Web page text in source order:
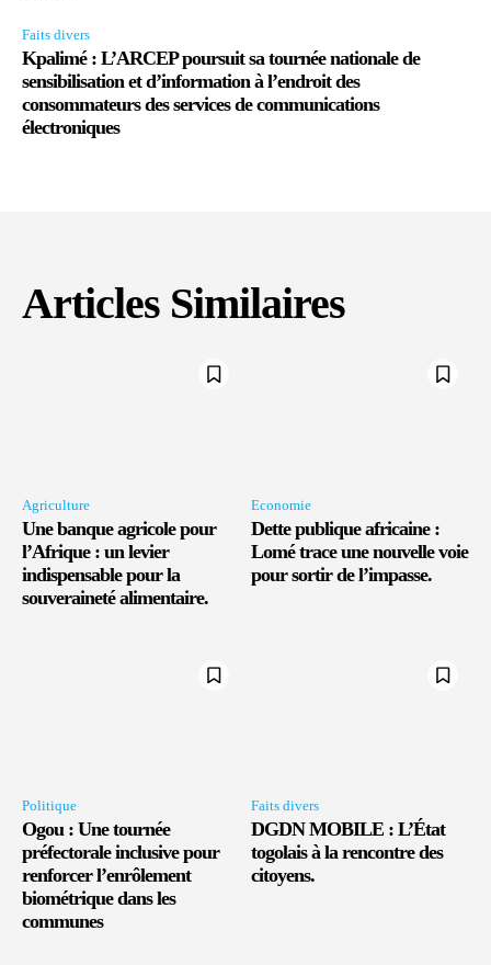
Faits divers
Kpalimé : L’ARCEP poursuit sa tournée nationale de
sensibilisation et d’information à l’endroit des
consommateurs des services de communications
électroniques
Articles Similaires
Agriculture
Une banque agricole pour
l’Afrique : un levier
indispensable pour la
souveraineté alimentaire.
Economie
Dette publique africaine :
Lomé trace une nouvelle voie
pour sortir de l’impasse.
Politique
Ogou : Une tournée
préfectorale inclusive pour
renforcer l’enrôlement
biométrique dans les
communes
Faits divers
DGDN MOBILE : L’État
togolais à la rencontre des
citoyens.